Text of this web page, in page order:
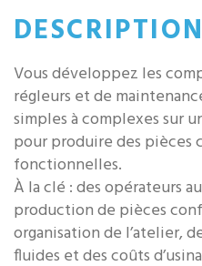
DESCRIPTION
Vous développez les
régleurs et de
simples à complexes sur
pour produire des pièces
fonctionnelles.
À la clé : des opérateurs
production de pièces
organisation de l’atelier,
fluides et des coûts